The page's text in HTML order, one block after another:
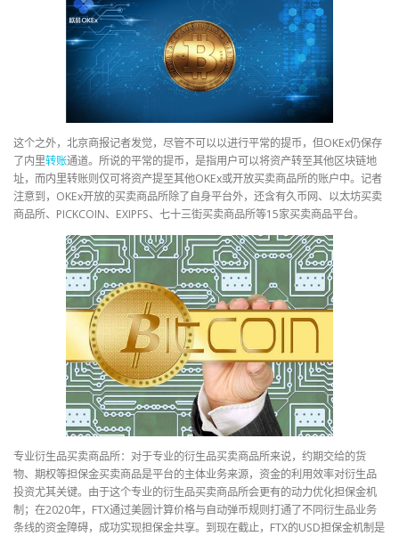
这个之外，北京商报记者发觉，尽管不可以以进行平常的提币，但OKEx仍保存
了内里转账通道。所说的平常的提币，是指用户可以将资产转至其他区块链地
址，而内里转账则仅可将资产提至其他OKEx或开放买卖商品所的账户中。记者
注意到，OKEx开放的买卖商品所除了自身平台外，还含有久币网、以太坊买卖
商品所、PICKCOIN、EXIPFS、七十三街买卖商品所等15家买卖商品平台。
专业衍生品买卖商品所：对于专业的衍生品买卖商品所来说，约期交给的货
物、期权等担保金买卖商品是平台的主体业务来源，资金的利用效率对衍生品
投资尤其关键。由于这个专业的衍生品买卖商品所会更有的动力优化担保金机
制；在2020年，FTX通过美圆计算价格与自动弹币规则打通了不同衍生品业务
条线的资金障碍，成功实现担保金共享。到现在截止，FTX的USD担保金机制是